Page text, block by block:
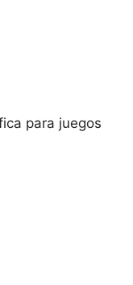
para juegos